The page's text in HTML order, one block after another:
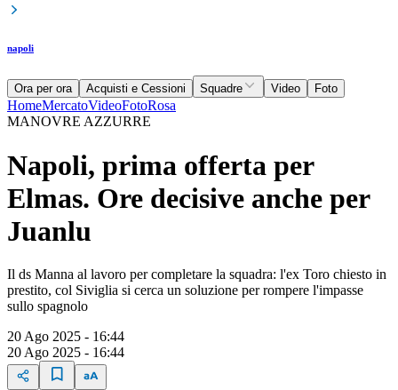
napoli
Ora per ora Acquisti e Cessioni Squadre Video Foto
HomeMercatoVideoFotoRosa
MANOVRE AZZURRE
Napoli, prima offerta per
Elmas. Ore decisive anche per
Juanlu
Il ds Manna al lavoro per completare la squadra: l'ex Toro chiesto in
prestito, col Siviglia si cerca un soluzione per rompere l'impasse
sullo spagnolo
20 Ago 2025 - 16:44
20 Ago 2025 - 16:44